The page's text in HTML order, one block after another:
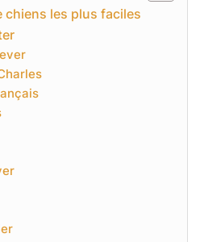
chiens les plus faciles